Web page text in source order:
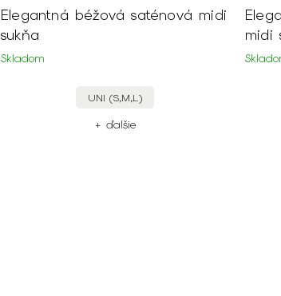
Elegantná béžová saténová midi
sukňa
Skladom
UNI (S,M,L)
+ ďalšie
midi